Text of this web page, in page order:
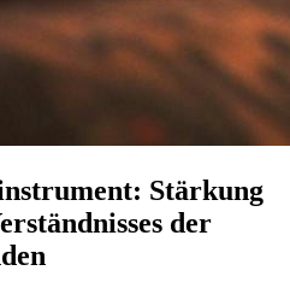
Stärkung
der